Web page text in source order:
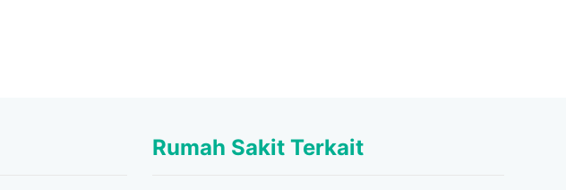
Rumah Sakit Terkait